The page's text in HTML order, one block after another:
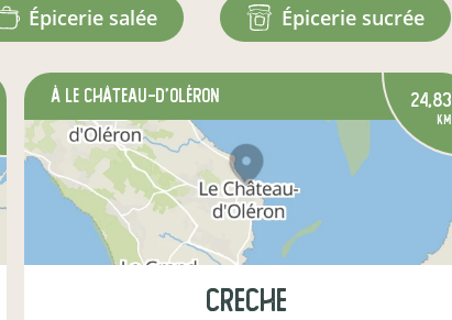
épicerie salée épicerie sucrée
à Le Château-d'Oléron 24,83
km
Creche